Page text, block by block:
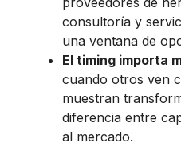
consultoría y
una ventana de
El timing importa
cuando otros ven
muestran
diferencia entre
al mercado.